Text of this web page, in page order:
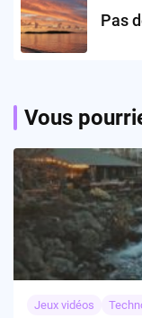
Pas
Vous
Jeux vidéos